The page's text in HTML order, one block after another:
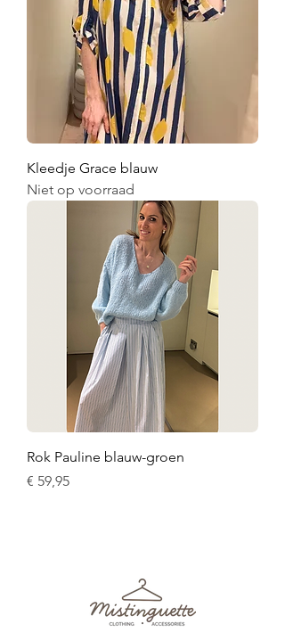
Kleedje Grace blauw
Niet op voorraad
Rok Pauline blauw-groen
Prijs
€ 59,95